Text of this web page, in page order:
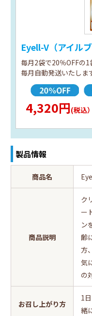
Eyell-V（アイル
毎月2袋で20％OFFの1
毎月自動発送いたしま
4,320円(税込）
製品情報
商品名
商品説明
ク
ー
ン
齢
方
気
の
お召し上がり方
1
緒